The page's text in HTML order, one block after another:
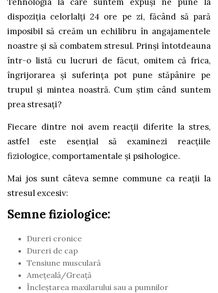
dispoziţia celorlalţi 24 ore pe zi, făcând să pară
imposibil să creăm un echilibru în angajamentele
noastre şi să combatem stresul. Prinşi întotdeauna
într-o listă cu lucruri de făcut, omitem că frica,
îngrijorarea şi suferinţa pot pune stăpânire pe
trupul şi mintea noastră. Cum ştim când suntem
prea stresaţi?
Fiecare dintre noi avem reacţii diferite la stres,
astfel este esenţial să examinezi reacţiile
fiziologice, comportamentale şi psihologice.
Mai jos sunt câteva semne commune ca reaţii la
stresul excesiv:
Semne fiziologice:
Dureri cronice
Dureri de cap
Tensiune musculară
Ameţeală/Greaţă
Încleştarea maxilarului sau a pumnilor